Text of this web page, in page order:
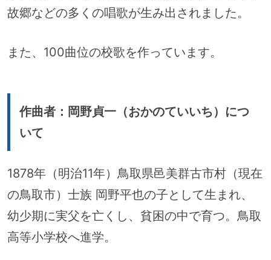
故郷などの多くの唱歌が生み出されました。
また、100曲位の校歌を作っています。
作曲者：岡野貞一（おかのていいち）につ
いて
1878年（明治11年）鳥取県邑美群古市村（現在
の鳥取市）士族 岡野平也の子として生まれ、
幼少期に実父を亡くし、貧困の中で育つ。鳥取
高等小学校へ進学。